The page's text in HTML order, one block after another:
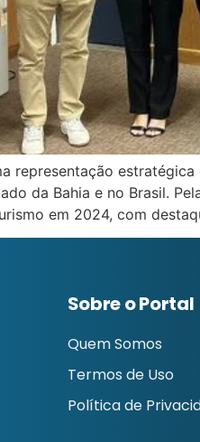
representação
da Bahia e no Brasil.
em 2024, com
Sobre o Portal
Quem Somos
Termos de Uso
Política de